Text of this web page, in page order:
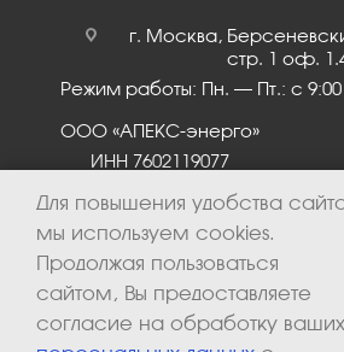
г. Москва,
стр. 1 оф.
Режим работы: Пн. – Пт.: с 9:00
ООО «АПЕКС-энерго»
ИНН 7602119077
Для повышения удобства
мы используем cookies.
Продолжая пользоваться
сайтом, Вы предоставляете
согласие на обработку ваших